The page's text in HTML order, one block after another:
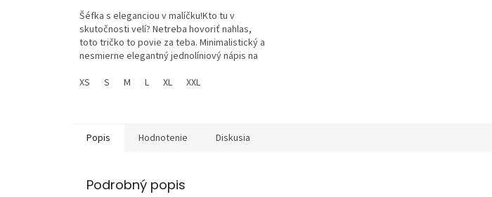
Šéfka s eleganciou v malíčku!Kto tu v
skutočnosti velí? Netreba hovoriť nahlas,
toto tričko to povie za teba. Minimalistický a
nesmierne elegantný jednolíniový nápis na
XS
S M L XL XXL
Popis Hodnotenie Diskusia
Podrobný popis